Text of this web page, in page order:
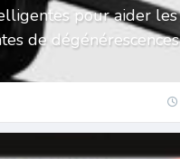
pour aider les
de dégénérescences